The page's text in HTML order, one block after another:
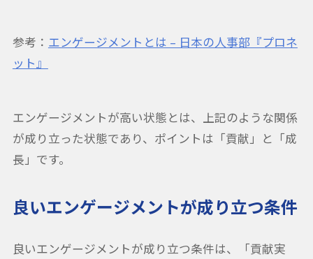
参考： エンゲージメントとは – 日本の人事部『プロネ
ット』
エンゲージメントが高い状態とは、上記のような関係
が成り立った状態であり、ポイントは「貢献」と「成
長」です。
良いエンゲージメントが成り立つ条件
良いエンゲージメントが成り立つ条件は、「貢献実